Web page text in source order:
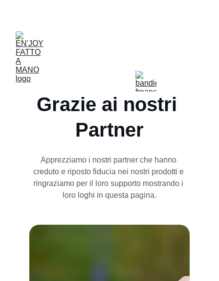
Grazie ai nostri
Partner
Apprezziamo i nostri partner che hanno
creduto e riposto fiducia nei nostri prodotti e
ringraziamo per il loro supporto mostrando i
loro loghi in questa pagina.